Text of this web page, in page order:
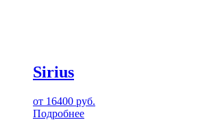
Sirius
от 16400 руб.
Подробнее